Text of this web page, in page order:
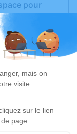
pour
photos
vos
textes. Cet
à honorer la
est
hommage